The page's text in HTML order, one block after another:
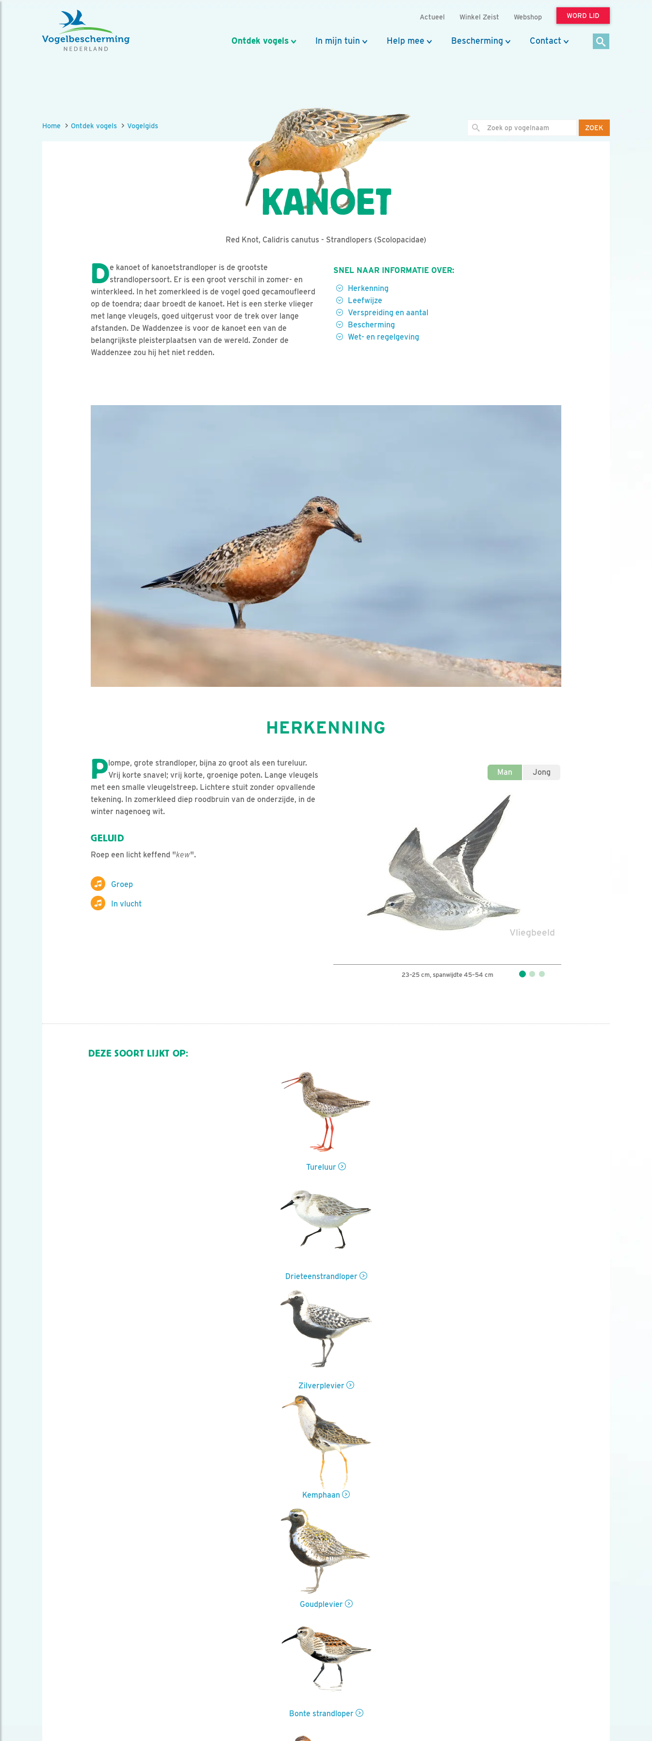
Actueel Winkel Zeist Webshop WORD LID
Ontdek vogels In mijn tuin Help mee Bescherming Contact
ZOEK
Home Ontdek vogels Vogelgids
KANOET
Red Knot, Calidris canutus - Strandlopers (Scolopacidae)
De kanoet of kanoetstrandloper is de grootste
strandlopersoort. Er is een groot verschil in zomer- en
winterkleed. In het zomerkleed is de vogel goed gecamoufleerd
op de toendra; daar broedt de kanoet. Het is een sterke vlieger
met lange vleugels, goed uitgerust voor de trek over lange
afstanden. De Waddenzee is voor de kanoet een van de
belangrijkste pleisterplaatsen van de wereld. Zonder de
Waddenzee zou hij het niet redden.
SNEL NAAR INFORMATIE OVER:
Herkenning
Leefwijze
Verspreiding en aantal
Bescherming
Wet- en regelgeving
HERKENNING
Plompe, grote strandloper, bijna zo groot als een tureluur.
Vrij korte snavel; vrij korte, groenige poten. Lange vleugels
met een smalle vleugelstreep. Lichtere stuit zonder opvallende
tekening. In zomerkleed diep roodbruin van de onderzijde, in de
winter nagenoeg wit.
GELUID
Roep een licht keffend "kew".
Groep
In vlucht
Man Jong
Vliegbeeld
23–25 cm, spanwijdte 45–54 cm
DEZE SOORT LIJKT OP:
Tureluur
Drieteenstrandloper
Zilverplevier
Kemphaan
Goudplevier
Bonte strandloper